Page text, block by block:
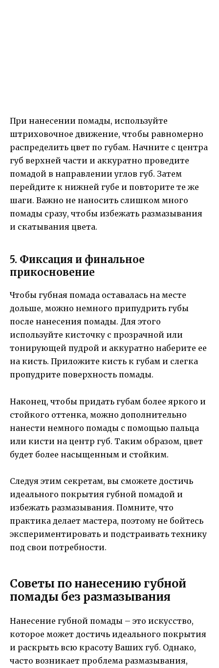
При нанесении помады, используйте
штриховочное движение, чтобы равномерно
распределить цвет по губам. Начните с центра
губ верхней части и аккуратно проведите
помадой в направлении углов губ. Затем
перейдите к нижней губе и повторите те же
шаги. Важно не наносить слишком много
помады сразу, чтобы избежать размазывания
и скатывания цвета.
5. Фиксация и финальное
прикосновение
Чтобы губная помада оставалась на месте
дольше, можно немного припудрить губы
после нанесения помады. Для этого
используйте кисточку с прозрачной или
тонирующей пудрой и аккуратно наберите ее
на кисть. Приложите кисть к губам и слегка
пропудрите поверхность помады.
Наконец, чтобы придать губам более яркого и
стойкого оттенка, можно дополнительно
нанести немного помады с помощью пальца
или кисти на центр губ. Таким образом, цвет
будет более насыщенным и стойким.
Следуя этим секретам, вы сможете достичь
идеального покрытия губной помадой и
избежать размазывания. Помните, что
практика делает мастера, поэтому не бойтесь
экспериментировать и подстраивать технику
под свои потребности.
Советы по нанесению губной
помады без размазывания
Нанесение губной помады – это искусство,
которое может достичь идеального покрытия
и раскрыть всю красоту Ваших губ. Однако,
часто возникает проблема размазывания,